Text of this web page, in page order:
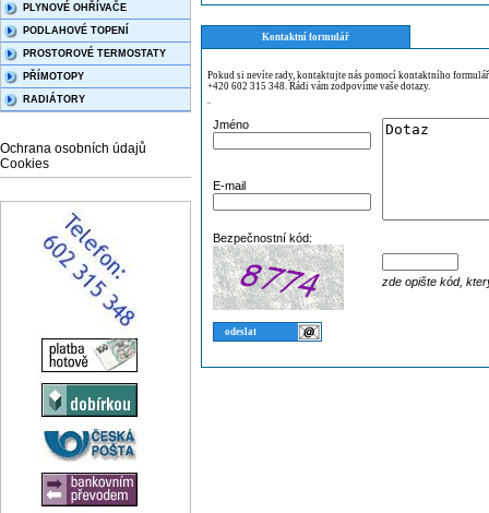
PLYNOVÉ OHŘÍVAČE
PODLAHOVÉ TOPENÍ
PROSTOROVÉ TERMOSTATY
PŘÍMOTOPY
RADIÁTORY
Ochrana osobních údajů
Cookies
Kontaktní formulář
Pokud si nevíte rady, kontaktujte nás pomocí kontaktního
+420 602 315 348. Rádi vám zodpovíme vaše dotazy.
¨
Jméno
E-mail
Bezpečnostní kód:
zde opište kód,